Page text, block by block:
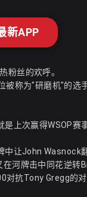
新APP
粉丝的欢呼。
称为"研磨机"的选
上次赢得WSOP赛
让John Wasnock
河牌击中同花逆转
抗Tony Gregg的